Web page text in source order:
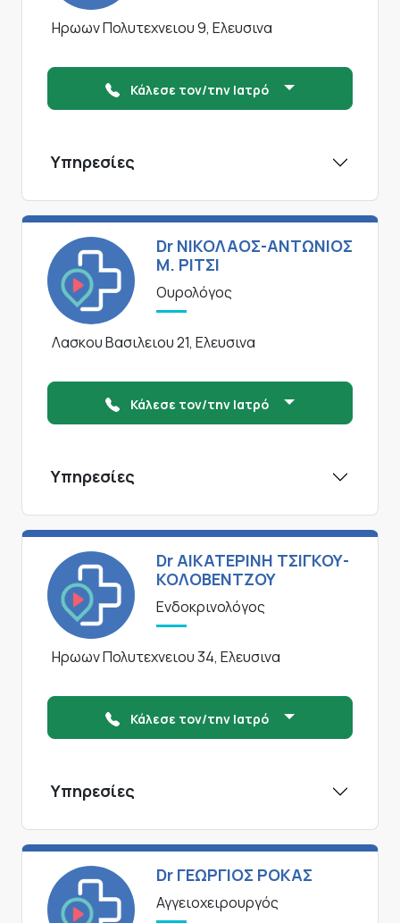
Ηρωων Πολυτεχνειου 9, Ελευσινα
Κάλεσε τον/την Ιατρό
Υπηρεσίες
Dr ΝΙΚΟΛΑΟΣ-ΑΝΤΩΝΙΟΣ
Μ. ΡΙΤΣΙ
Ουρολόγος
Λασκου Βασιλειου 21, Ελευσινα
Κάλεσε τον/την Ιατρό
Υπηρεσίες
Dr ΑΙΚΑΤΕΡΙΝΗ ΤΣΙΓΚΟΥ-
ΚΟΛΟΒΕΝΤΖΟΥ
Ενδοκρινολόγος
Ηρωων Πολυτεχνειου 34, Ελευσινα
Κάλεσε τον/την Ιατρό
Υπηρεσίες
Dr ΓΕΩΡΓΙΟΣ ΡΟΚΑΣ
Αγγειοχειρουργός